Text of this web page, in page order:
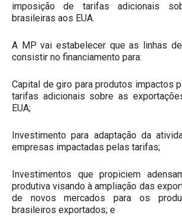
imposição de tarifas adicionais
brasileiras aos EUA.
A MP vai estabelecer que as linhas
consistir no financiamento para:
Capital de giro para produtos impactos
tarifas adicionais sobre as
EUA;
Investimento para adaptação da
empresas impactadas pelas tarifas;
Investimentos que propiciem
produtiva visando à ampliação das
de novos mercados para os
brasileiros exportados; e